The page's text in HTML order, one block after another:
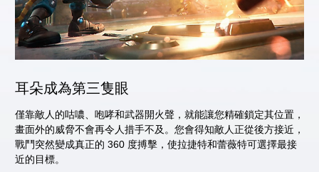
耳朵成為第三隻眼
僅靠敵人的咕噥、咆哮和武器開火聲，就能讓您精確鎖定其位置，
畫面外的威脅不會再令人措手不及。您會得知敵人正從後方接近，
戰鬥突然變成真正的 360 度搏擊，使拉捷特和蕾薇特可選擇最接
近的目標。